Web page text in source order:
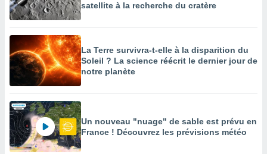
satellite à la recherche du cratère
La Terre survivra-t-elle à la disparition du
Soleil ? La science réécrit le dernier jour de
notre planète
Un nouveau "nuage" de sable est prévu en
France ! Découvrez les prévisions météo